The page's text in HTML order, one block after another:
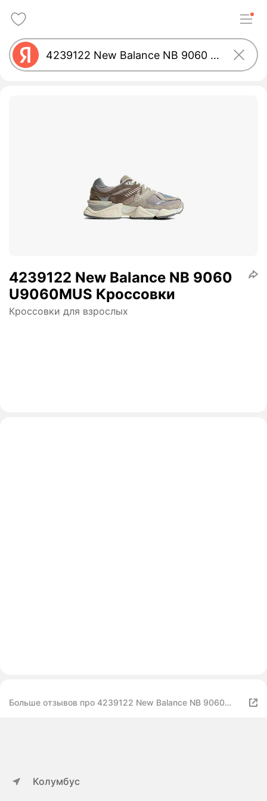
4239122 New Balance NB 9060
U9060MUS Кроссовки
Кроссовки для взрослых
Больше отзывов про 4239122 New Balance NB 9060
Колумбус